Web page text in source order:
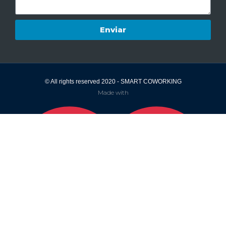
Enviar
© All rights reserved 2020 - SMART COWORKING
Made with